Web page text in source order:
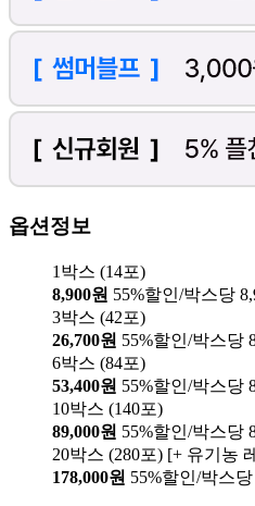
옵션정보
1박스 (14포)
8,900원 55%할인/박스당
3박스 (42포)
26,700원 55%할인/박스당
6박스 (84포)
53,400원 55%할인/박스당
10박스 (140포)
89,000원 55%할인/박스당
20박스 (280포) [+ 유기농
178,000원 55%할인/박스당